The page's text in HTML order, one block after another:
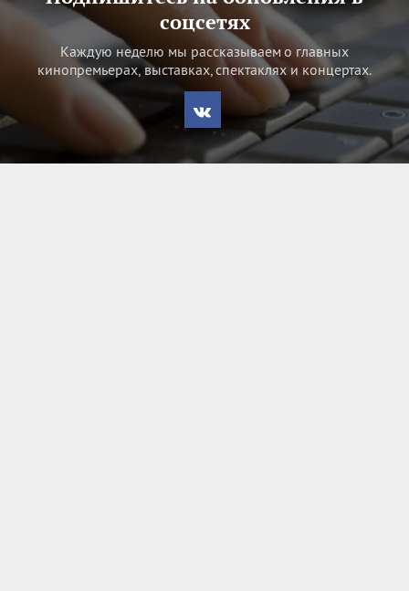
соцсетях
Каждую неделю мы рассказываем о главных
кинопремьерах, выставках, спектаклях и концертах.